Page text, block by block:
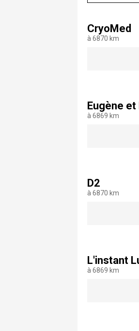
CryoMed
à 6870 km
Eugène et
à 6869 km
D2
à 6870 km
L'instant
à 6869 km